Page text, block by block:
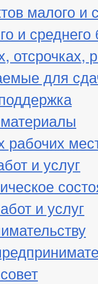
малого и
и среднего
отсрочках,
для
и услуг
и услуг